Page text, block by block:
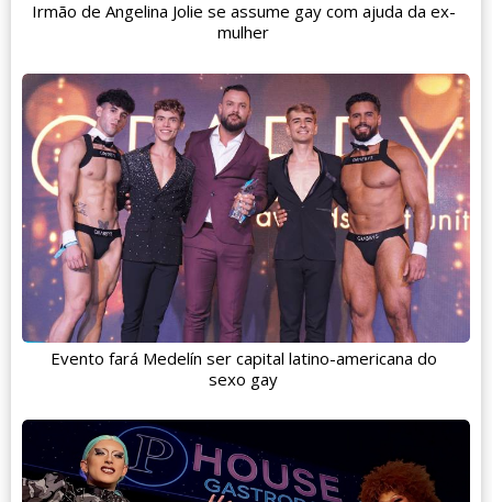
Irmão de Angelina Jolie se assume gay com ajuda da ex-
mulher
Evento fará Medelín ser capital latino-americana do
sexo gay